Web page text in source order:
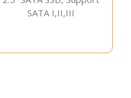
SATA I,II,III